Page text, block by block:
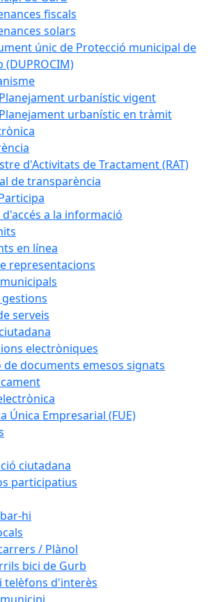
fiscals
solars
únic de Protecció municipal de
(DUPROCIM)
Planejament urbanístic vigent
Planejament urbanístic en tràmit
d'Activitats de Tractament (RAT)
de transparència
a la informació
en línea
representacions
serveis
electròniques
de documents emesos signats
Única Empresarial (FUE)
ciutadana
participatius
hi
/ Plànol
bici de Gurb
telèfons d'interès